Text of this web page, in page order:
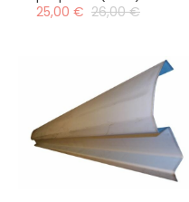
25,00 € 26,00 €